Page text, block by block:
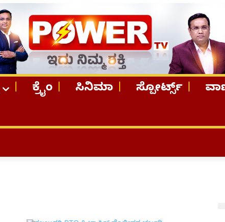
ಕ್ರೈಂ ಸಿನಿಮಾ ಸ್ಪೋರ್ಟ್ಸ್